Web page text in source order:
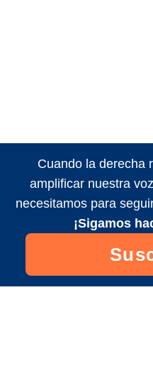
Cuando la derecha
amplificar nuestra
necesitamos para
¡Sigamos